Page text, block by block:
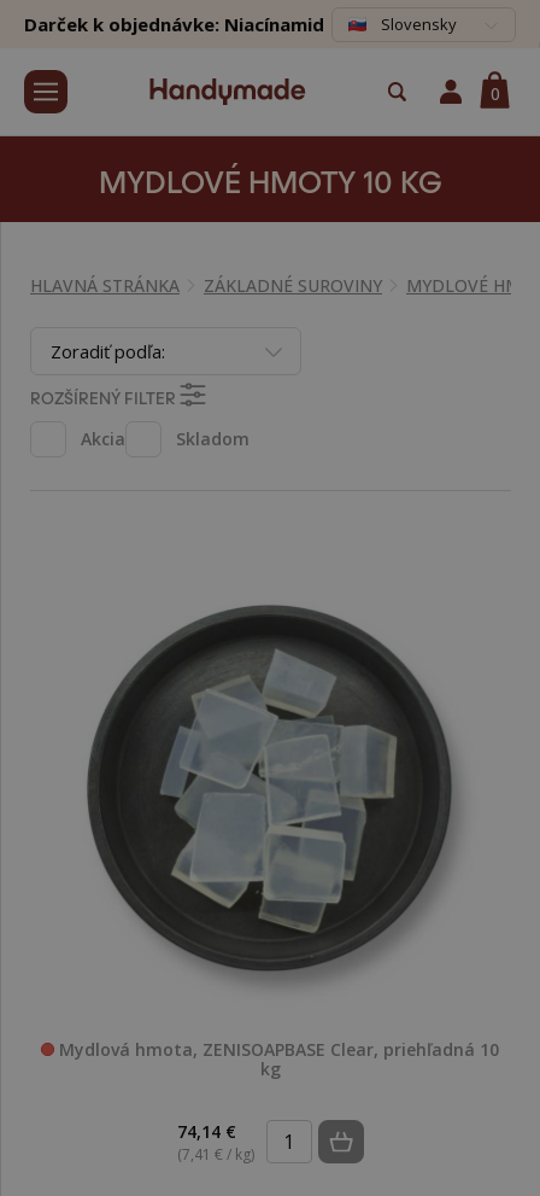
Darček k objednávke: Niacínamid Slovensky
0
MYDLOVÉ HMOTY 10 KG
HLAVNÁ STRÁNKA ZÁKLADNÉ SUROVINY MYDLOVÉ
Zoradiť podľa:
ROZŠÍRENÝ FILTER
Akcia
Skladom
Mydlová hmota, ZENISOAPBASE Clear, priehľadná 10
kg
74,14 €
(7,41 € / kg)